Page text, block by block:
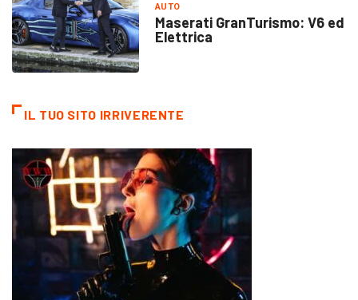
AUTO
Maserati GranTurismo: V6 ed
Elettrica
IL TUO SITO IRRIVERENTE